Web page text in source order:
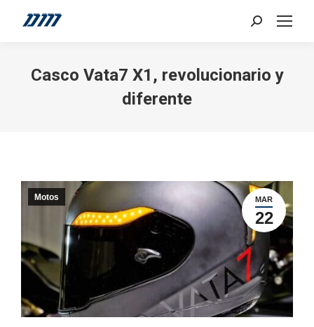
Search:
Casco Vata7 X1, revolucionario y
diferente
MAR
22
Motos